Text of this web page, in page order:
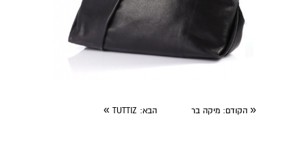
« הקודם: מיקה בר הבא: TUTTIZ
»